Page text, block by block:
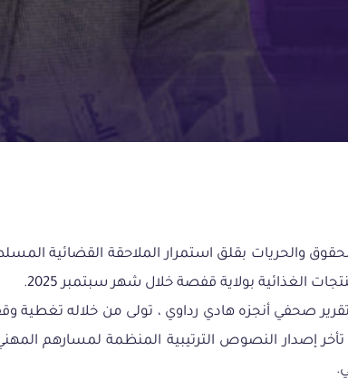
والحريات بقلق استمرار الملاحقة القضائية
الغذائية بولاية قفصة خلال شهر سبتمبر 2025.
صحفي أنجزه هادي رداوي ، تولى من خلاله تغطية
إصدار النصوص الترتيبية المنظمة لمسارهم